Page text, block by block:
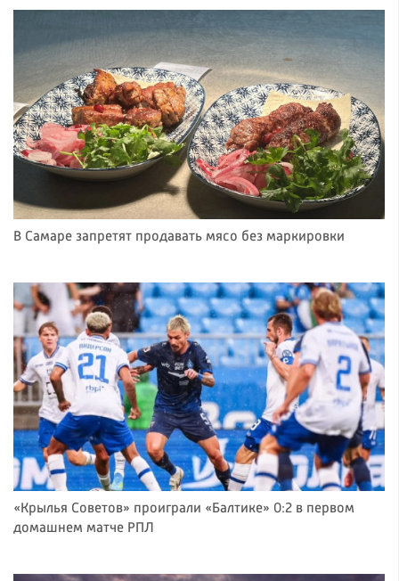
В Самаре запретят продавать мясо без маркировки
«Крылья Советов» проиграли «Балтике» 0:2 в первом
домашнем матче РПЛ